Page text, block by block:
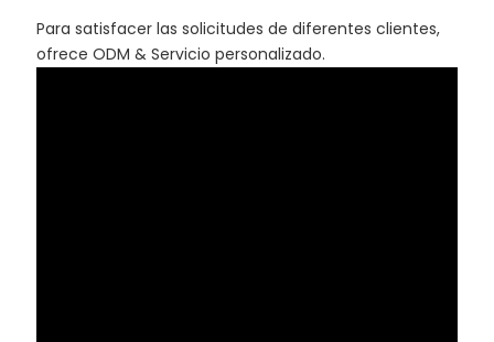
Para satisfacer las solicitudes de diferentes clientes,
ofrece ODM & Servicio personalizado.